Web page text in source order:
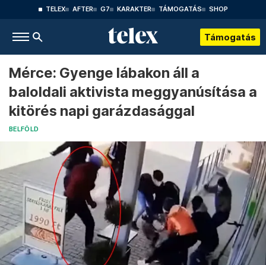
TELEX AFTER G7 KARAKTER TÁMOGATÁS SHOP
Támogatás
Mérce: Gyenge lábakon áll a
baloldali aktivista meggyanúsítása a
kitörés napi garázdasággal
BELFÖLD